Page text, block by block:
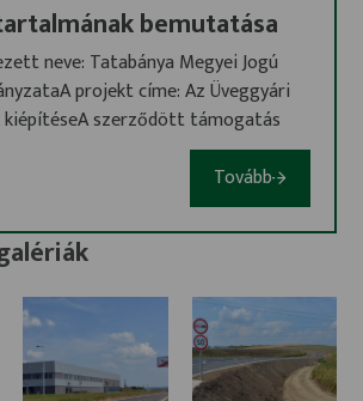
bemutatása
neve: Tatabánya Megyei Jogú
projekt címe: Az Üveggyári
kiépítéseA szerződött támogatás
267 FtA támogatás mértéke:
azonosító száma: TOP-6.1.5-16-TB1-
célja: A város és a térség
kiemelten fontos szerepet tölt
Ipari Park, a betelepült
foglalkoztatottak száma közel 10
vállalkozások által generált,
és teherforgalom
a közlekedési feltételek
Tovább